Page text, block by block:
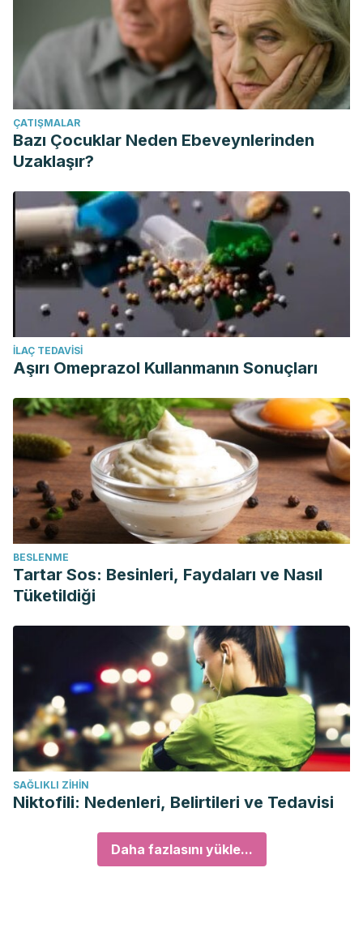
ÇATIŞMALAR
Bazı Çocuklar Neden Ebeveynlerinden
Uzaklaşır?
İLAÇ TEDAVISI
Aşırı Omeprazol Kullanmanın Sonuçları
BESLENME
Tartar Sos: Besinleri, Faydaları ve Nasıl
Tüketildiği
SAĞLIKLI ZIHIN
Niktofili: Nedenleri, Belirtileri ve Tedavisi
Daha fazlasını yükle...